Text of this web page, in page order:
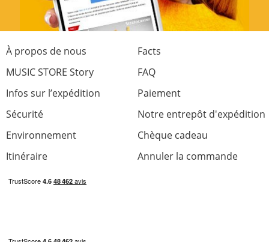
À propos de nous
Facts
MUSIC STORE Story
FAQ
Infos sur l’expédition
Paiement
Sécurité
Notre entrepôt d'expédition
Environnement
Chèque cadeau
Itinéraire
Annuler la commande